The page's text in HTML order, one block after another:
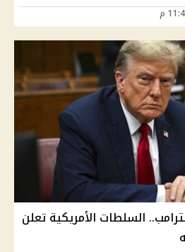
السلطات الأمريكية تعلن